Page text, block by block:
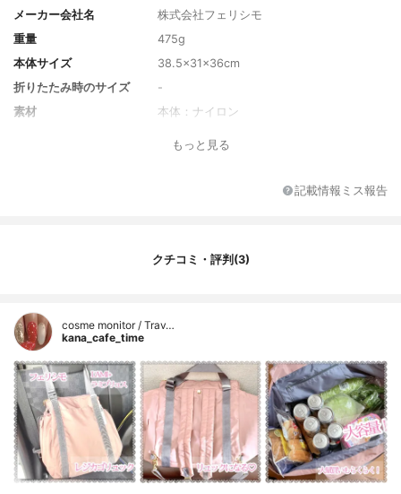
メーカー会社名
株式会社フェリシモ
重量
475g
本体サイズ
38.5×31×36cm
折りたたみ時のサイズ
-
素材
本体：ナイロン
もっと見る
記載情報ミス報告
クチコミ・評判(3)
cosme monitor / Trav…
kana_cafe_time